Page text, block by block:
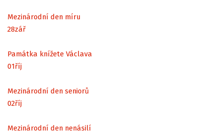
Mezinárodní den míru
28zář
Památka knížete Václava
01říj
Mezinárodní den seniorů
02říj
Mezinárodní den nenásilí